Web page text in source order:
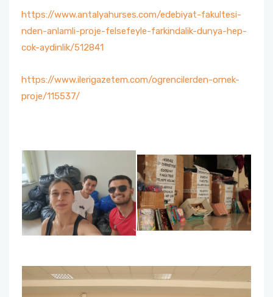
https://www.antalyahurses.com/edebiyat-fakultesi-
nden-anlamli-proje-felsefeyle-farkindalik-dunya-hep-
cok-aydinlik/512841
https://www.ilerigazetem.com/ogrencilerden-ornek-
proje/115537/